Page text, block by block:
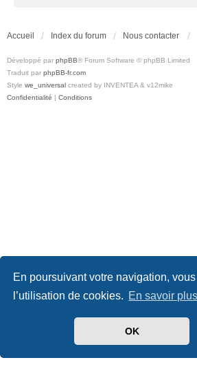
En poursuivant votre navigation,
l’utilisation de cookies. En savoir plus
OK
Accueil Index du forum Nous contacter
Développé par phpBB® Forum Software © phpBB Limited
Traduit par phpBB-fr.com
Style we_universal created by INVENTEA & v12mike
Confidentialité | Conditions